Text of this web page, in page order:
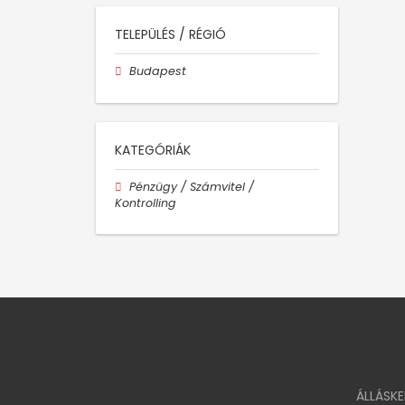
TELEPÜLÉS / RÉGIÓ
Budapest
KATEGÓRIÁK
Pénzügy / Számvitel /
Kontrolling